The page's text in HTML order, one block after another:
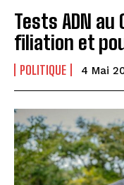
Tests ADN au
filiation et
POLITIQUE 4 Mai